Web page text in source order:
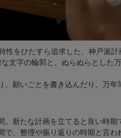
性をひたすら追求した、神戸派
文字の輪郭と、ぬらぬらとした
、願いごとを書き込んだり。万
新たな計画を立てると良い時期
、整理や振り返りの時期と言わ